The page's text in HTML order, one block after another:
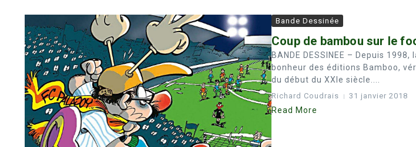
Bande Dessinée
Coup de bambou sur le
BANDE DESSINEE – Depuis
bonheur des éditions Bamboo,
du début du XXIe siècle....
Richard Coudrais 31 janvier 2018
Read More